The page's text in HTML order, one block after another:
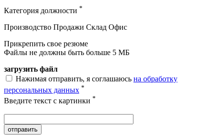
Категория должности *
Производство Продажи Склад Офис
Прикрепить свое резюме
Файлы не должны быть больше 5 МБ
загрузить файл
Нажимая отправить, я соглашаюсь на обработку
персональных данных *
Введите текст с картинки *
отправить